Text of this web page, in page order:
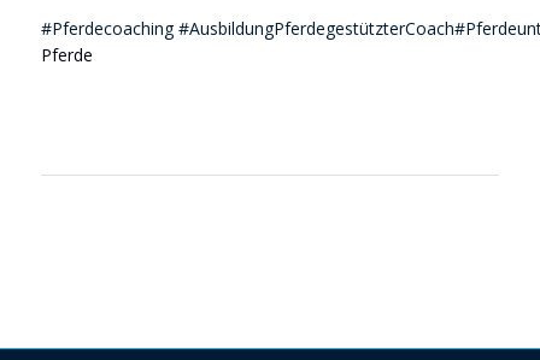
#Pferdecoaching #AusbildungPferdegestützterCoach#
Pferde